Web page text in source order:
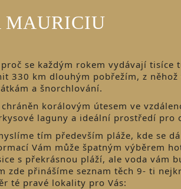
MAURICIU
se každým rokem vydávají
330 km dlouhým pobřežím, z
a šnorchlování.
korálovým útesem ve
laguny a ideální prostředí pro
tím především pláže, kde se
Vám může špatným výběrem
s překrásnou pláží, ale voda vám
zde přinášíme seznam těch 9- ti
té pravé lokality pro Vás: